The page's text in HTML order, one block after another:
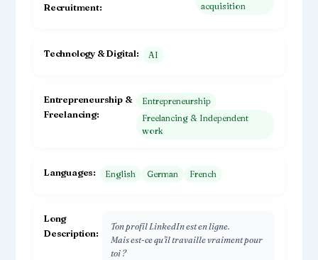
Recruitment
acquisition
Technology & Digital AI
Entrepreneurship &
Freelancing
Entrepreneurship
Freelancing & Independent
work
Languages English German French
Long
Description
Ton profil LinkedIn est en ligne.
Mais est-ce qu’il travaille vraiment pour
toi ?